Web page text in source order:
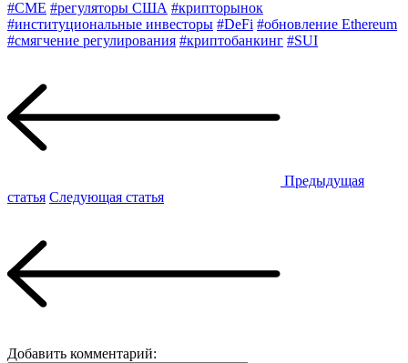
#CME #регуляторы США #крипторынок
#институциональные инвесторы #DeFi #обновление Ethereum
#смягчение регулирования #криптобанкинг #SUI
Предыдущая
статья Следующая статья
Добавить комментарий: